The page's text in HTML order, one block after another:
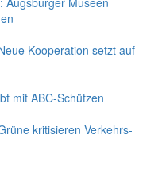
Kooperation setzt auf
mit ABC-Schüt­zen
kritisieren Verkehrs-